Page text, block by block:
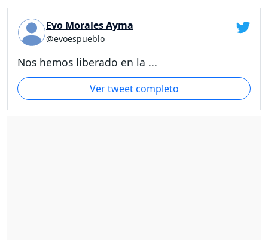
Evo Morales Ayma
@evoespueblo
Nos hemos liberado en la ...
Ver tweet completo